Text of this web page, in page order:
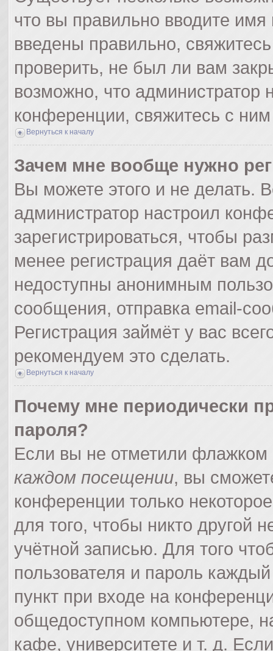
что вы правильно вводите
введены правильно,
проверить, не был ли вам
возможно, что администратор
конференции, свяжитесь с
Вернуться к началу
Зачем мне вообще нужно
Вы можете этого и не делать.
администратор настроил
зарегистрироваться, чтобы
менее регистрация даёт вам
недоступны анонимным
сообщения, отправка email-
Регистрация займёт у вас
рекомендуем это сделать.
Вернуться к началу
Почему мне периодически
пароля?
Если вы не отметили флажком
каждом посещении, вы
конференции только
для того, чтобы никто другой
учётной записью. Для того
пользователя и пароль
пункт при входе на
общедоступном компьютере,
кафе, университете и т. д.